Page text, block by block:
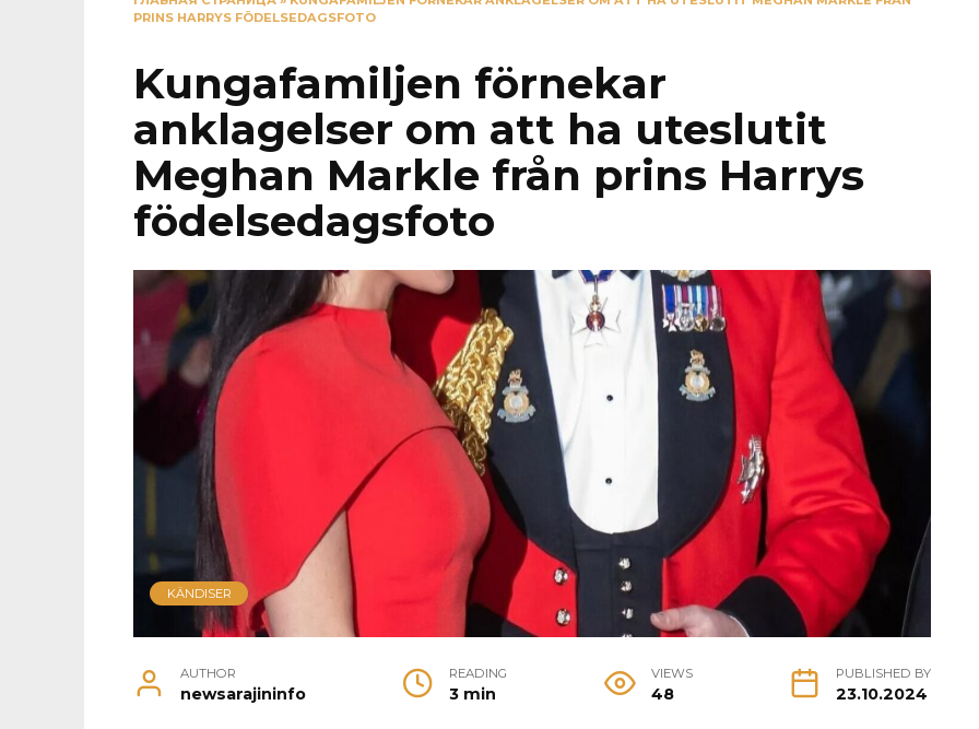
PRINS HARRYS FÖDELSEDAGSFOTO
Kungafamiljen förnekar
anklagelser om att ha uteslutit
Meghan Markle från prins Harrys
födelsedagsfoto
KÄNDISER
AUTHOR
newsarajininfo
READING
3 min
VIEWS
48
PUBLISHED BY
23.10.2024